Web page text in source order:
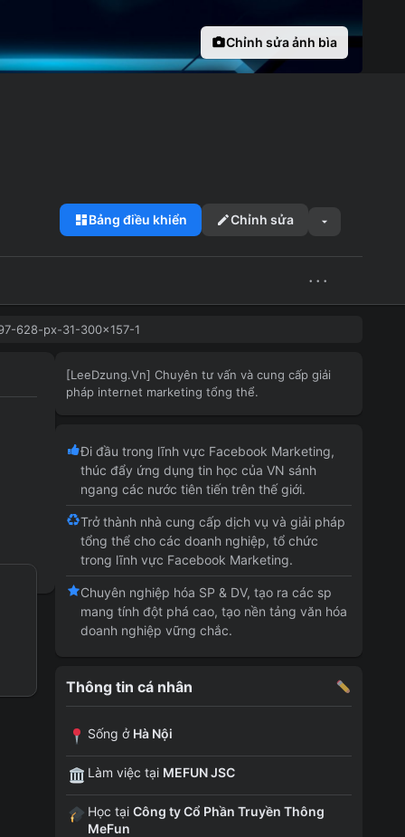
Chỉnh sửa ảnh bìa
Bảng điều khiển Chỉnh sửa
···
628-px-31-300×157-1
[LeeDzung.Vn] Chuyên tư vấn và cung cấp giải
pháp internet marketing tổng thể.
Đi đầu trong lĩnh vực Facebook Marketing,
thúc đẩy ứng dụng tin học của VN sánh
ngang các nước tiên tiến trên thế giới.
Trở thành nhà cung cấp dịch vụ và giải pháp
tổng thể cho các doanh nghiệp, tổ chức
trong lĩnh vực Facebook Marketing.
Chuyên nghiệp hóa SP & DV, tạo ra các sp
mang tính đột phá cao, tạo nền tảng văn hóa
doanh nghiệp vững chắc.
Thông tin cá nhân
Sống ở Hà Nội
Làm việc tại MEFUN JSC
Học tại Công ty Cổ Phần Truyền Thông
MeFun